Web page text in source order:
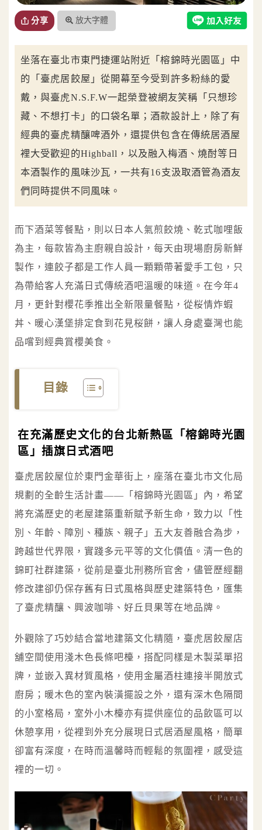
分享 放大字體
坐落在臺北市東門捷運站附近「榕錦時光園區」中
的「臺虎居餃屋」從開幕至今受到許多粉絲的愛
戴，與臺虎N.S.F.W一起榮登被網友笑稱「只想珍
藏、不想打卡」的口袋名單；酒款設計上，除了有
經典的臺虎精釀啤酒外，還提供包含在傳統居酒屋
裡大受歡迎的Highball，以及融入梅酒、燒酎等日
本酒製作的風味沙瓦，一共有16支汲取酒管為酒友
們同時提供不同風味。
而下酒菜等餐點，則以日本人氣煎餃燒、乾式咖哩飯
為主，每款皆為主廚親自設計，每天由現場廚房新鮮
製作，連餃子都是工作人員一顆顆帶著愛手工包，只
為帶給客人充滿日式傳統酒吧溫暖的味道。在今年4
月，更針對櫻花季推出全新限量餐點，從桜情炸蝦
丼、暖心漢堡排定食到花見桜餅，讓人身處臺灣也能
品嚐到經典賞櫻美食。
目錄
在充滿歷史文化的台北新熱區「榕錦時光園
區」插旗日式酒吧
臺虎居餃屋位於東門金華街上，座落在臺北市文化局
規劃的全齡生活計畫——「榕錦時光園區」內，希望
將充滿歷史的老屋建築重新賦予新生命，致力以「性
別、年齡、障別、種族、親子」五大友善融合為步，
跨越世代界限，實踐多元平等的文化價值。清一色的
錦町社群建築，從前是臺北刑務所官舍，儘管歷經翻
修改建卻仍保存舊有日式風格與歷史建築特色，匯集
了臺虎精釀、興波咖啡、好丘貝果等在地品牌。
外觀除了巧妙結合當地建築文化精隨，臺虎居餃屋店
舖空間使用淺木色長條吧檯，搭配同樣是木製菜單招
牌，並嵌入異材質風格，使用金屬酒柱連接半開放式
廚房；暖木色的室內裝潢擺設之外，還有深木色隔間
的小室格局，室外小木檯亦有提供座位的品飲區可以
休憩享用，從裡到外充分展現日式居酒屋風格，簡單
卻富有深度，​​在時而溫馨時而輕鬆的氛圍裡，感受這
裡的一切。